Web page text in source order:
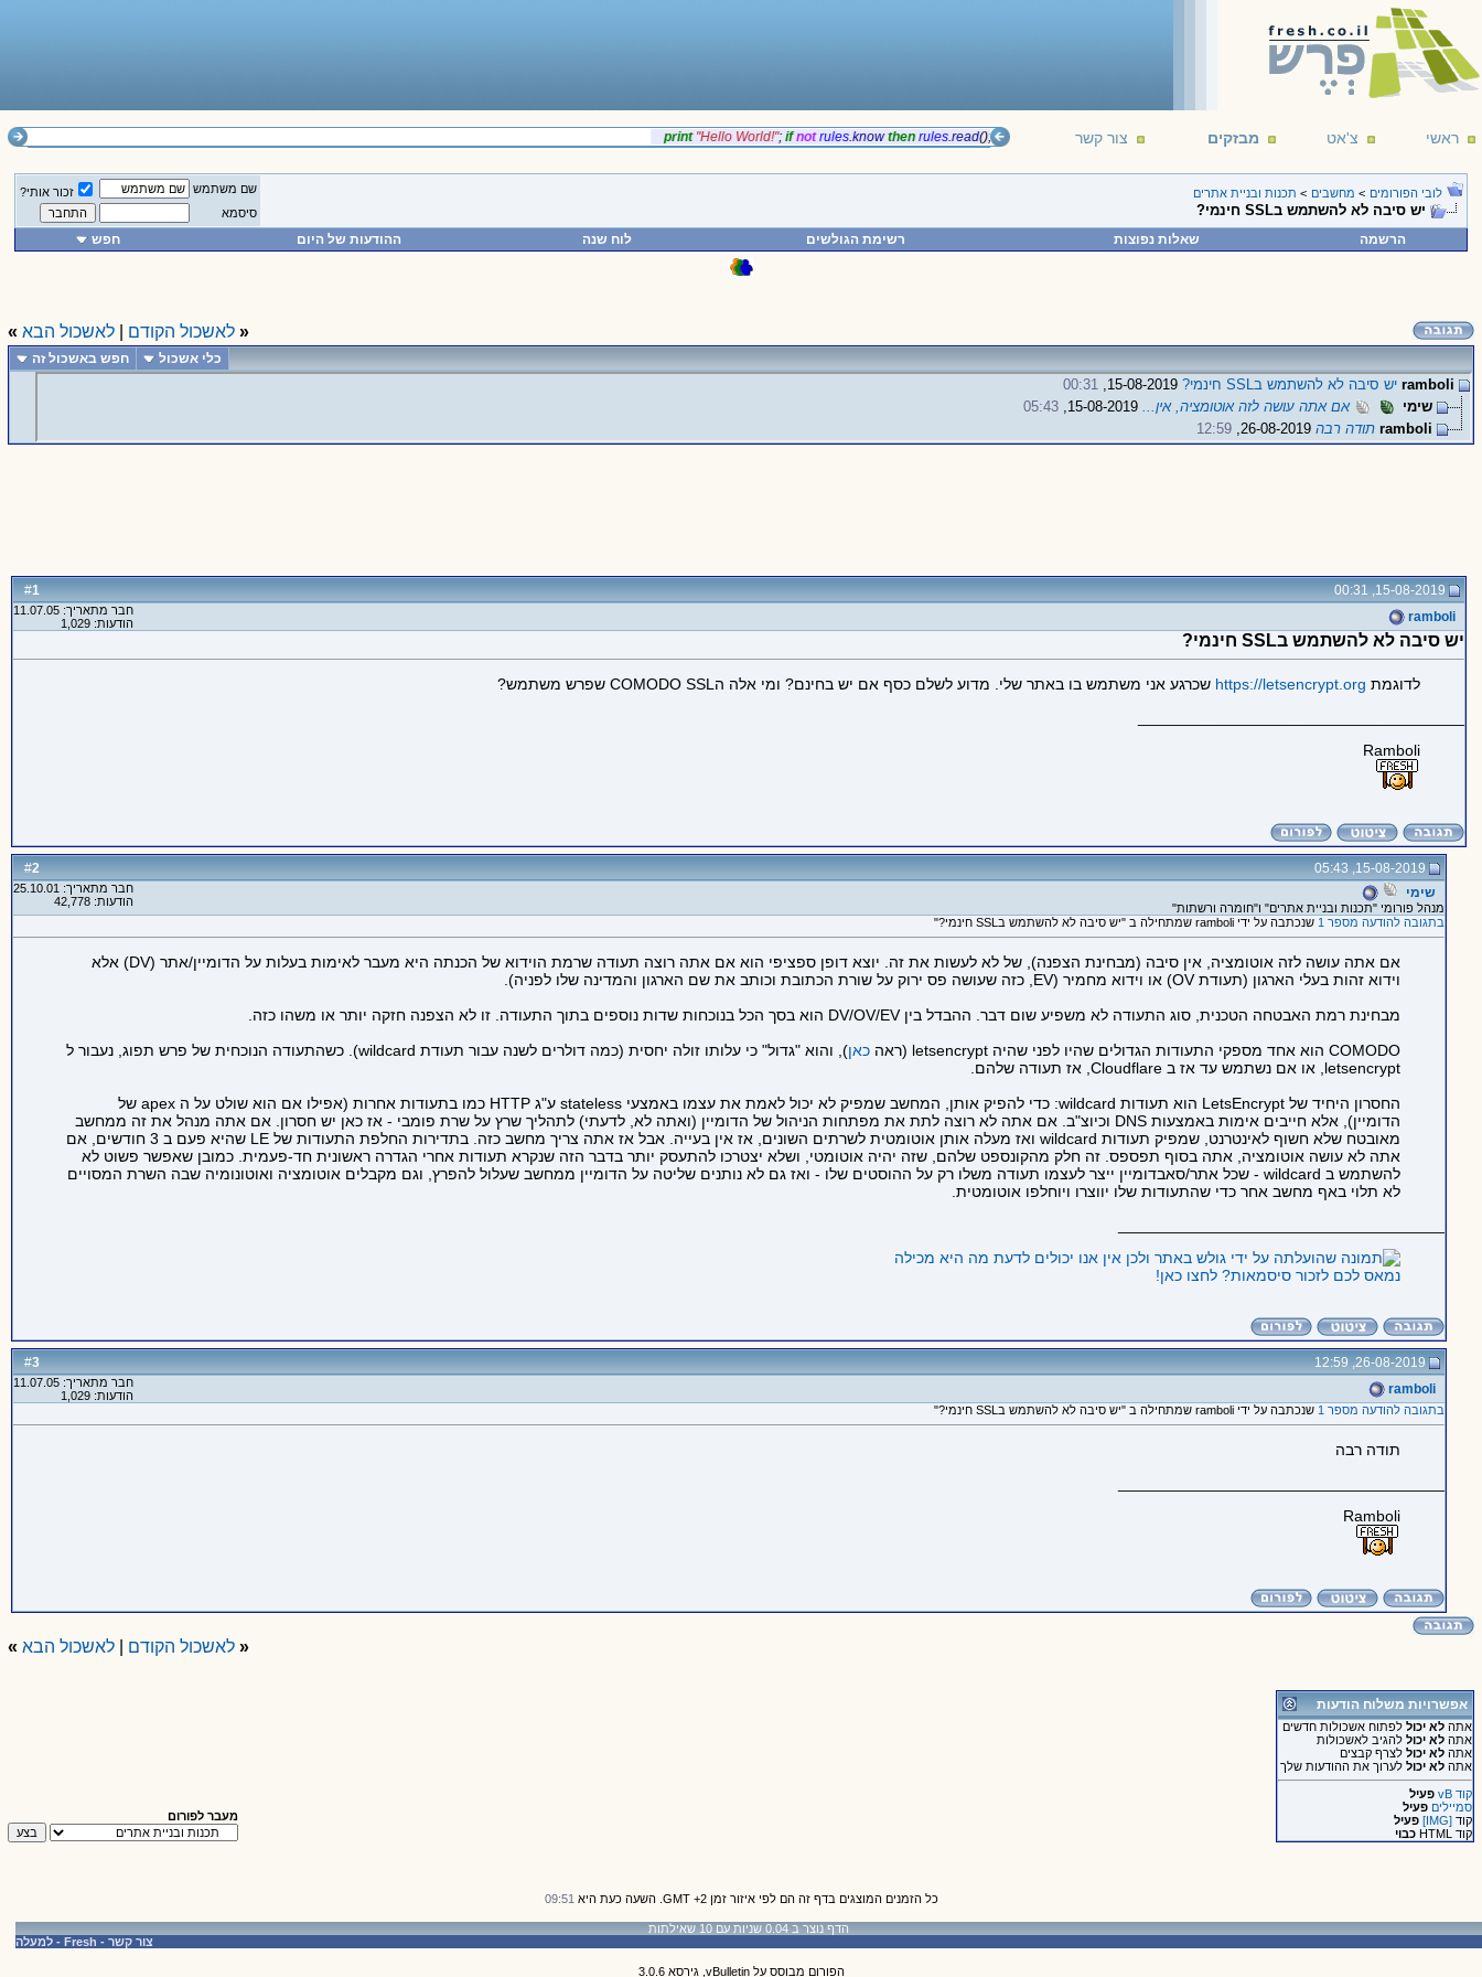
ראשי צ'אט מבזקים צור קשר ‎print ‎"Hello World!"; if‎ ‎not rules.‎know ‎then rules.‎read();
לובי הפורומים > מחשבים > תכנות ובניית אתרים
יש סיבה לא להשתמש בSSL חינמי?
שם משתמש
זכור אותי?
סיסמא
הרשמה שאלות נפוצות רשימת הגולשים לוח שנה ההודעות של היום חפש
« לאשכול הקודם לאשכול הבא »
כלי אשכול חפש באשכול זה
ramboli יש סיבה לא להשתמש בSSL חינמי? 15-08-2019,
00:31
שימי
אם אתה עושה לזה אוטומציה, אין...15-08-2019,
05:43
ramboli תודה רבה26-08-2019,
12:59
#
1
15-08-2019, 00:31
ramboli
חבר מתאריך: 11.07.05
הודעות: 1,029
יש סיבה לא להשתמש בSSL חינמי?
לדוגמת https://letsencrypt.org שכרגע אני משתמש בו באתר שלי. מדוע לשלם כסף אם יש בחינם? ומי אלה הCOMODO SSL שפרש משתמש?
Ramboli
#
2
15-08-2019, 05:43
שימי
מנהל פורומי "תכנות ובניית אתרים" ו"חומרה ורשתות"
חבר מתאריך: 25.10.01
הודעות: 42,778
בתגובה להודעה מספר 1
שנכתבה על ידי ramboli שמתחילה ב "יש סיבה לא להשתמש בSSL חינמי?"
אם אתה עושה לזה אוטומציה, אין סיבה (מבחינת הצפנה), של לא לעשות את זה. יוצא דופן ספציפי הוא אם אתה רוצה תעודה שרמת הוידוא של הכנתה היא מעבר לאימות בעלות על הדומיין/אתר (DV) אלא
וידוא זהות בעלי הארגון (תעודת OV) או וידוא מחמיר (EV, כזה שעושה פס ירוק על שורת הכתובת וכותב את שם הארגון והמדינה שלו לפניה).
מבחינת רמת האבטחה הטכנית, סוג התעודה לא משפיע שום דבר. ההבדל בין DV/OV/EV הוא בסך הכל בנוכחות שדות נוספים בתוך התעודה. זו לא הצפנה חזקה יותר או משהו כזה.
COMODO הוא אחד מספקי התעודות הגדולים שהיו לפני שהיה letsencrypt (ראה
כאן
), והוא "גדול" כי עלותו זולה יחסית (כמה דולרים לשנה עבור תעודת wildcard). כשהתעודה הנוכחית של פרש תפוג, נעבור ל
letsencrypt, או אם נשתמש עד אז ב Cloudflare, אז תעודה שלהם.
החסרון היחיד של LetsEncrypt הוא תעודות wildcard: כדי להפיק אותן, המחשב שמפיק לא יכול לאמת את עצמו באמצעי stateless ע"ג HTTP כמו בתעודות אחרות (אפילו אם הוא שולט על ה apex של
הדומיין), אלא חייבים אימות באמצעות DNS וכיוצ"ב. אם אתה לא רוצה לתת את מפתחות הניהול של הדומיין (ואתה לא, לדעתי) לתהליך שרץ על שרת פומבי - אז כאן יש חסרון. אם אתה מנהל את זה ממחשב
מאובטח שלא חשוף לאינטרנט, שמפיק תעודות wildcard ואז מעלה אותן אוטומטית לשרתים השונים, אז אין בעייה. אבל אז אתה צריך מחשב כזה. בתדירות החלפת התעודות של LE שהיא פעם ב 3 חודשים, אם
אתה לא עושה אוטומציה, אתה בסוף תפספס. זה חלק מהקונספט שלהם, שזה יהיה אוטומטי, ושלא יצטרכו להתעסק יותר בדבר הזה שנקרא תעודות אחרי הגדרה ראשונית חד-פעמית. כמובן שאפשר פשוט לא
להשתמש ב wildcard - שכל אתר/סאבדומיין ייצר לעצמו תעודה משלו רק על ההוסטים שלו - ואז גם לא נותנים שליטה על הדומיין ממחשב שעלול להפרץ, וגם מקבלים אוטומציה ואוטונומיה שבה השרת המסויים
לא תלוי באף מחשב אחר כדי שהתעודות שלו יווצרו ויוחלפו אוטומטית.
נמאס לכם לזכור סיסמאות? לחצו כאן!
#
3
26-08-2019, 12:59
ramboli
חבר מתאריך: 11.07.05
הודעות: 1,029
בתגובה להודעה מספר 1
שנכתבה על ידי ramboli שמתחילה ב "יש סיבה לא להשתמש בSSL חינמי?"
תודה רבה
Ramboli
« לאשכול הקודם |לאשכול הבא »
אפשרויות משלוח הודעות
אתה לא יכוללפתוח אשכולות חדשים
אתה לא יכוללהגיב לאשכולות
אתה לא יכוללצרף קבצים
אתה לא יכוללערוך את ההודעות שלך
קוד vB
פעיל
סמיילים פעיל
קוד [IMG]
פעיל
קוד HTML
כבוי
מעבר לפורום
כל הזמנים המוצגים בדף זה הם לפי איזור זמן GMT +2. השעה כעת היא 09:51
הדף נוצר ב 0.04 שניות עם 10 שאילתות
צור קשר -
Fresh
- למעלה
הפורום מבוסס על vBulletin, גירסא 3.0.6